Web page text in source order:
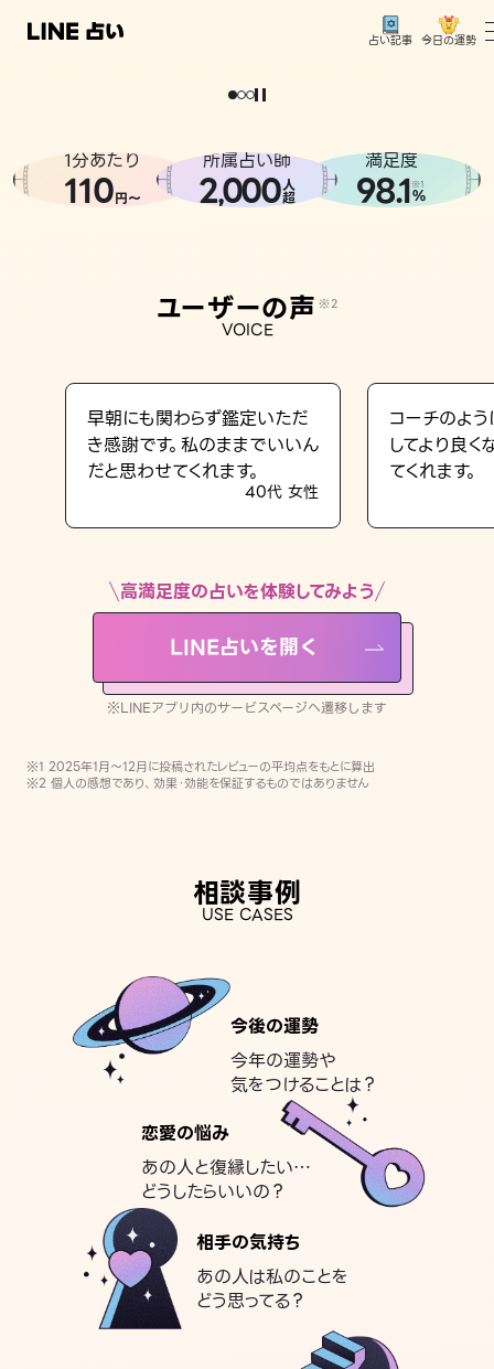
占い記事 今日の運勢
相談事例
LINE占いを開く
※LINEアプリ内のサービスページへ遷移します
どうせなら
。
1分あたり
110円〜
所属占い師
2,000人
超
満足度
98.1※1
%
ユーザーの声 ※2
VOICE
早朝にも関わらず鑑定いただ
き感謝です。私のままでいいん
だと思わせてくれます。
40代 女性
コーチのよ
してより良
てくれます。
高満足度の占いを体験してみよう
LINE占いを開く
※LINEアプリ内のサービスページへ遷移します
※1 2025年1月〜12月に投稿されたレビューの平均点をもとに算出
※2 個人の感想であり、効果・効能を保証するものではありません
相談事例
USE CASES
今後の運勢
今年の運勢や
気をつけることは？
恋愛の悩み
あの人と復縁したい…
どうしたらいいの？
相手の気持ち
あの人は私のことを
どう思ってる？